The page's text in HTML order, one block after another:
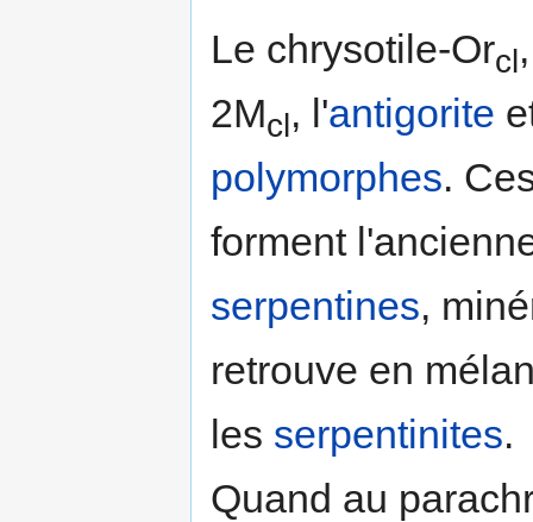
Le chrysotile-Orcl
2Mcl, l'antigorite
polymorphes.
forment
serpentines,
retrouve en
les serpentinites.
Quand au